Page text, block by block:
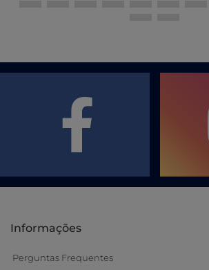
Informações
Perguntas Frequentes